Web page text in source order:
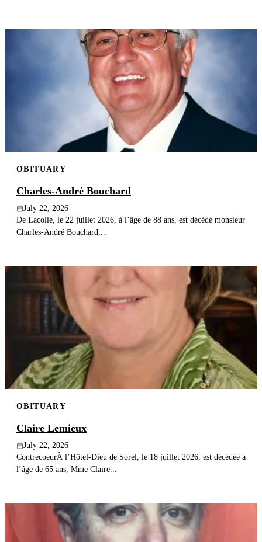
OBITUARY
Charles-André Bouchard
July 22, 2026
De Lacolle, le 22 juillet 2026, à l’âge de 88 ans, est décédé monsieur
Charles-André Bouchard,...
OBITUARY
Claire Lemieux
July 22, 2026
ContrecoeurÀ l’Hôtel-Dieu de Sorel, le 18 juillet 2026, est décédée à
l’âge de 65 ans, Mme Claire...